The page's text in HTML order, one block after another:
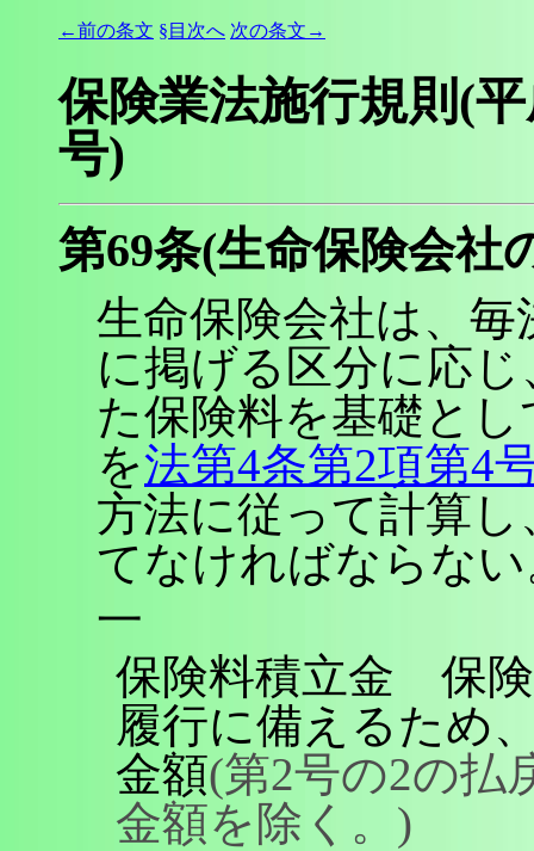
←前の条文 §目次へ 次の条文→
保険業法施行規則(
号)
第69条(生命保険会社
生命保険会社は、
に掲げる区分に応
た保険料を基礎と
を法第4条第2項第4
方法に従って計算
てなければならな
一
保険料積立金 保
履行に備えるため
金額(第2号の2の払
金額を除く。)